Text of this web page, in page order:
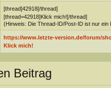
[thread]42918[/thread]
[thread=42918]Klick mich![/thread]
(Hinweis: Die Thread-ID/Post-ID ist nur
https://www.letzte-version.de/forum/
Klick mich!
Beitrag